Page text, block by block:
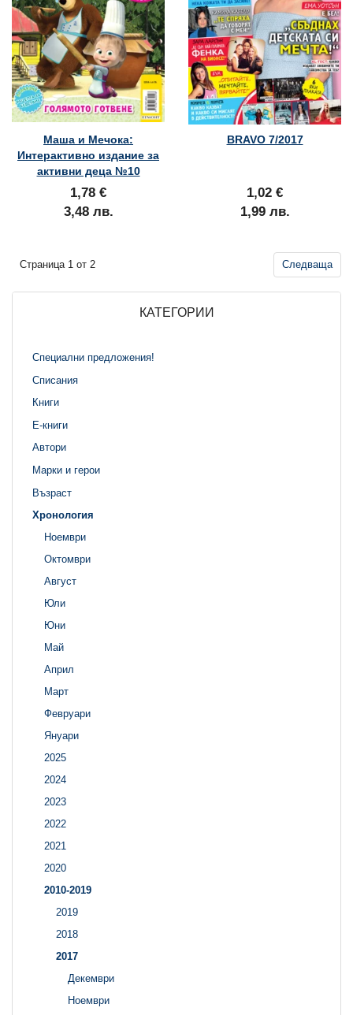
Маша и Мечока:
Интерактивно издание за
активни деца №10
1,78 €
3,48 лв.
BRAVO 7/2017
1,02 €
1,99 лв.
Страница 1 от 2 Следваща
КАТЕГОРИИ
Специални предложения!
Списания
Книги
Е-книги
Автори
Марки и герои
Възраст
Хронология
Ноември
Октомври
Август
Юли
Юни
Май
Април
Март
Февруари
Януари
2025
2024
2023
2022
2021
2020
2010-2019
2019
2018
2017
Декември
Ноември